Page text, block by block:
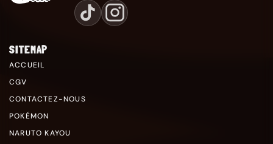
SITEMAP
ACCUEIL
CGV
CONTACTEZ-NOUS
POKÉMON
NARUTO KAYOU